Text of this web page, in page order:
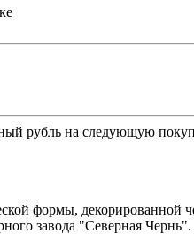
рубль на следующую
формы, декорированной
завода "Северная